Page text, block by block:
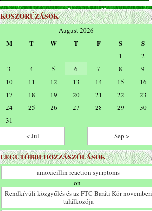
KOSZORÚZÁSOK
August 2026
M T W T F S S
1
2
3
4 5 6 7 8
9
10
11 12 13 14 15
16
17
18 19 20 21 22
23
24
25 26 27 28 29
30
31
< Jul
Sep >
LEGUTÓBBI HOZZÁSZÓLÁSOK
amoxicillin reaction symptoms
on
Rendkívüli közgyűlés és az FTC Baráti Kör novemberi
találkozója